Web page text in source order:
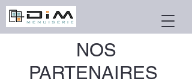
NOS
PARTENAIRES